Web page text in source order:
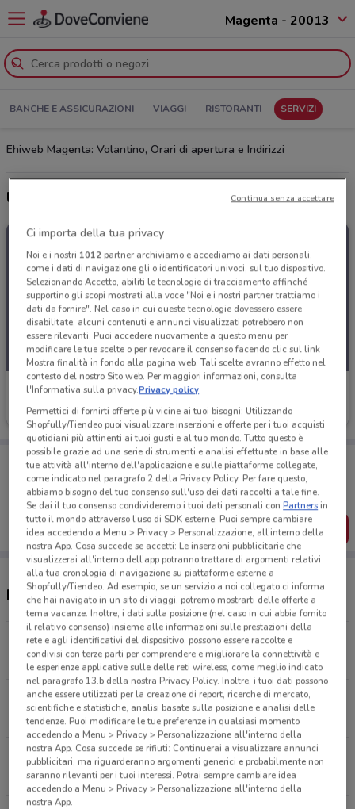
Magenta - 20013
BANCHE E ASSICURAZIONI VIAGGI RISTORANTI SERVIZI
Ehiweb Magenta: Volantino, Orari di apertura e Indirizzi
Ultime offerte del volantino Ehiweb
Ehiweb
Scade il 31/08
Porta DoveConviene sempre con te!
Puoi trovare le migliori offerte dei negozi vicino a te,
salvarle e creare la tua lista del risparmio, comodamente
dal tuo cellulare.
SCARICA L’APP
Negozi Ehiweb a Magenta
Via Pietro Micca, 2B Magenta
2.1 km
Via Alla Conca, 25 Abbiategrasso
8.8 km
Via Speroni, 27/A Villa Cortese
11.2 km
Ci importa della tua privacy
Noi e i nostri 1012partner archiviamo e accediamo ai dati personali,
come i dati di navigazione gli o identificatori univoci, sul tuo dispositivo.
Selezionando Accetto, abiliti le tecnologie di tracciamento affinché
supportino gli scopi mostrati alla voce "Noi e i nostri partner trattiamo i
dati da fornire". Nel caso in cui queste tecnologie dovessero essere
disabilitate, alcuni contenuti e annunci visualizzati potrebbero non
essere rilevanti. Puoi accedere nuovamente a questo menu per
modificare le tue scelte o per revocare il consenso facendo clic sul link
Mostra finalità in fondo alla pagina web. Tali scelte avranno effetto nel
contesto del nostro Sito web. Per maggiori informazioni, consulta
l'Informativa sulla privacy.Privacy policy
Permettici di fornirti offerte più vicine ai tuoi bisogni: Utilizzando
Shopfully/Tiendeo puoi visualizzare inserzioni e offerte per i tuoi acquisti
quotidiani più attinenti ai tuoi gusti e al tuo mondo. Tutto questo è
possibile grazie ad una serie di strumenti e analisi effettuate in base alle
tue attività all'interno dell'applicazione e sulle piattaforme collegate,
come indicato nel paragrafo 2 della Privacy Policy. Per fare questo,
abbiamo bisogno del tuo consenso sull'uso dei dati raccolti a tale fine.
Se dai il tuo consenso condivideremo i tuoi dati personali conPartnersin
tutto il mondo attraverso l’uso di SDK esterne. Puoi sempre cambiare
idea accedendo a Menu > Privacy > Personalizzazione, all’interno della
nostra App. Cosa succede se accetti: Le inserzioni pubblicitarie che
visualizzerai all'interno dell’app potranno trattare di argomenti relativi
alla tua cronologia di navigazione su piattaforme esterne a
Shopfully/Tiendeo. Ad esempio, se un servizio a noi collegato ci informa
che hai navigato in un sito di viaggi, potremo mostrarti delle offerte a
tema vacanze. Inoltre, i dati sulla posizione (nel caso in cui abbia fornito
il relativo consenso) insieme alle informazioni sulle prestazioni della
rete e agli identificativi del dispositivo, possono essere raccolte e
condivisi con terze parti per comprendere e migliorare la connettività e
le esperienze applicative sulle delle reti wireless, come meglio indicato
nel paragrafo 13.b della nostra Privacy Policy. Inoltre, i tuoi dati possono
anche essere utilizzati per la creazione di report, ricerche di mercato,
scientifiche e statistiche, analisi basate sulla posizione e analisi delle
tendenze. Puoi modificare le tue preferenze in qualsiasi momento
accedendo a Menu > Privacy > Personalizzazione all'interno della
nostra App. Cosa succede se rifiuti: Continuerai a visualizzare annunci
pubblicitari, ma riguarderanno argomenti generici e probabilmente non
saranno rilevanti per i tuoi interessi. Potrai sempre cambiare idea
accedendo a Menu > Privacy > Personalizzazione all'interno della
nostra App.
Continua senza accettare